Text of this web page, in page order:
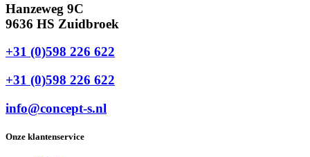
Hanzeweg 9C
9636 HS Zuidbroek
+31 (0)598 226 622
+31 (0)598 226 622
info@concept-s.nl
Onze klantenservice